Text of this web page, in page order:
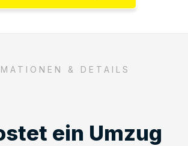
& DETAILS
ein Umzug